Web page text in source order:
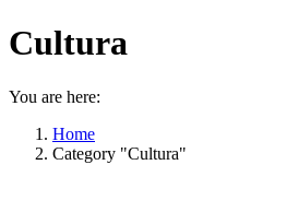
Cultura
You are here:
Home
Category "Cultura"